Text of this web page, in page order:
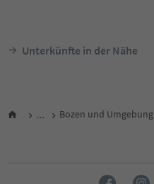
Unterkünfte in der Nähe
... Bozen und Umgebung